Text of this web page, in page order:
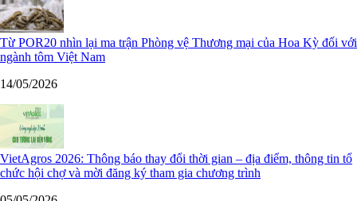
Từ POR20 nhìn lại ma trận Phòng vệ Thương mại của Hoa Kỳ đối với
ngành tôm Việt Nam
14/05/2026
VietAgros 2026: Thông báo thay đổi thời gian – địa điểm, thông tin tổ
chức hội chợ và mời đăng ký tham gia chương trình